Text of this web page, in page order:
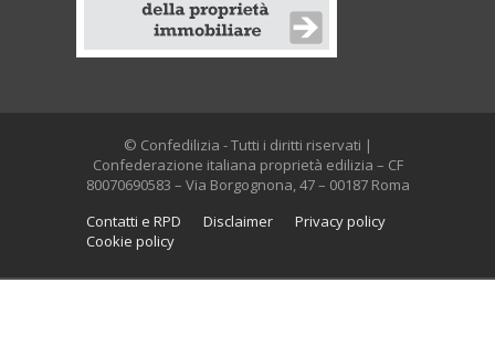
© Confedilizia - Tutti i diritti riservati |
Confederazione italiana proprietà edilizia – CF
80070690583 – Via Borgognona, 47 – 00187 Roma
Contatti e RPD
Disclaimer
Privacy policy
Cookie policy